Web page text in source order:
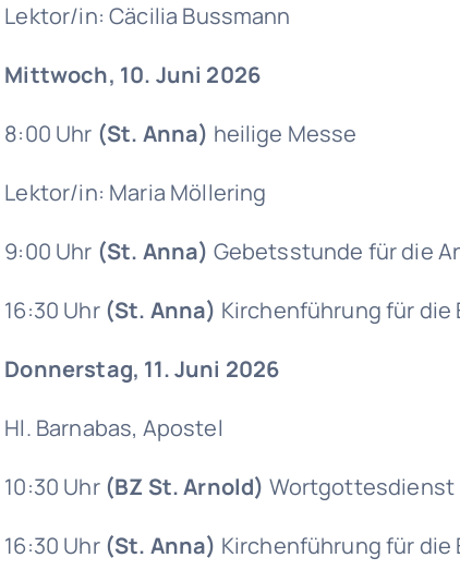
Lektor/in: Cäcilia Bussmann
Mittwoch, 10. Juni 2026
8:00 Uhr (St. Anna) heilige Messe
Lektor/in: Maria Möllering
9:00 Uhr (St. Anna) Gebetsstunde für die
16:30 Uhr (St. Anna) Kirchenführung für
Donnerstag, 11. Juni 2026
Hl. Barnabas, Apostel
10:30 Uhr (BZ St. Arnold) Wortgottesdienst
16:30 Uhr (St. Anna) Kirchenführung für